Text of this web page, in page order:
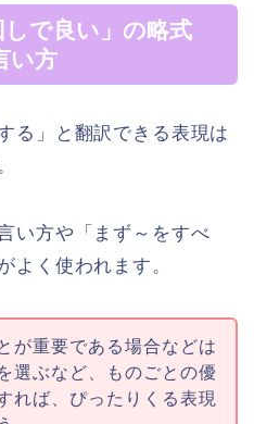
しで良い」の略式
い方
る」と翻訳できる表現は
い方や「まず～をすべ
よく使われます。
が重要である場合などは
選ぶなど、ものごとの優
れば、ぴったりくる表現